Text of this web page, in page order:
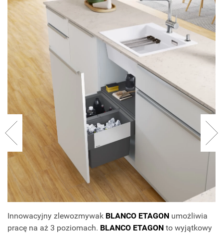
Innowacyjny zlewozmywak BLANCO ETAGON umożliwia
pracę na aż 3 poziomach. BLANCO ETAGON to wyjątkowy